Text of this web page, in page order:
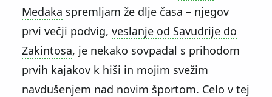
Medaka spremljam že dlje časa – njegov
prvi večji podvig, veslanje od Savudrije do
Zakintosa, je nekako sovpadal s prihodom
prvih kajakov k hiši in mojim svežim
navdušenjem nad novim športom. Celo v tej